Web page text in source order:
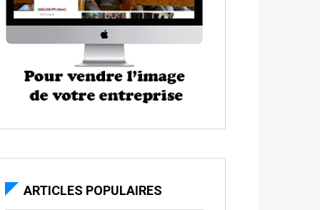
ARTICLES POPULAIRES